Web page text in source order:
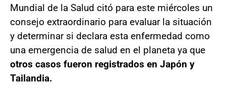
Mundial de la Salud citó para este miércoles un
consejo extraordinario para evaluar la situación
y determinar si declara esta enfermedad como
una emergencia de salud en el planeta ya que
otros casos fueron registrados en Japón y
Tailandia.